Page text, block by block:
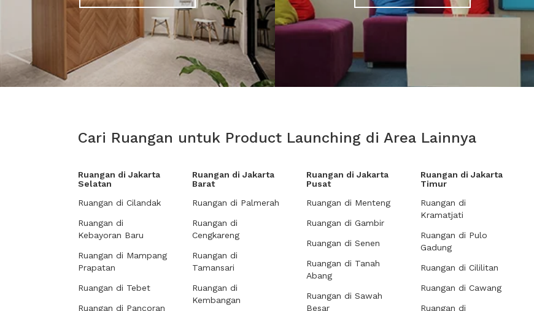
Cari Ruangan untuk Product Launching di Area Lainnya
Ruangan di Jakarta
Selatan
Ruangan di Cilandak
Ruangan di
Kebayoran Baru
Ruangan di Mampang
Prapatan
Ruangan di Tebet
Ruangan di Pancoran
Ruangan di Jakarta
Barat
Ruangan di Palmerah
Ruangan di
Cengkareng
Ruangan di
Tamansari
Ruangan di
Kembangan
Ruangan di Jakarta
Pusat
Ruangan di Menteng
Ruangan di Gambir
Ruangan di Senen
Ruangan di Tanah
Abang
Ruangan di Sawah
Besar
Ruangan di Jakarta
Timur
Ruangan di
Kramatjati
Ruangan di Pulo
Gadung
Ruangan di Cililitan
Ruangan di Cawang
Ruangan di